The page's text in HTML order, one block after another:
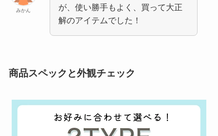
みかん
が、使い勝手もよく、買って大正
解のアイテムでした！
商品スペックと外観チェック